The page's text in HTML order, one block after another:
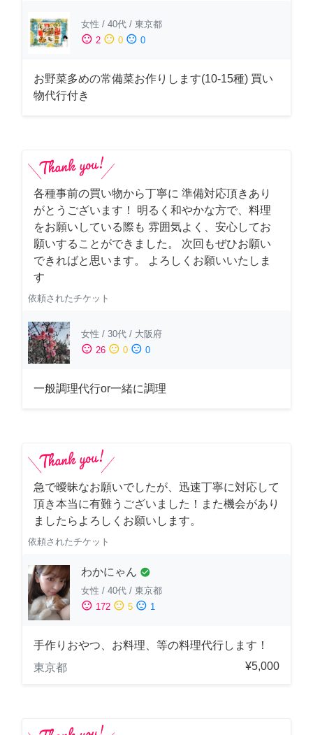
女性 / 40代 / 東京都
sentiment_satisfied 2 sentiment_neutral 0 sentiment_dissatisfied 0
お野菜多めの常備菜お作りします(10-15種) 買い
物代行付き
各種事前の買い物から丁寧に 準備対応頂きあり
がとうございます！ 明るく和やかな方で、料理
をお願いしている際も 雰囲気よく、安心してお
願いすることができました。 次回もぜひお願い
できればと思います。 よろしくお願いいたしま
す
依頼されたチケット
女性 / 30代 / 大阪府
sentiment_satisfied 26 sentiment_neutral 0 sentiment_dissatisfied 0
一般調理代行or一緒に調理
急で曖昧なお願いでしたが、迅速丁寧に対応して
頂き本当に有難うございました！また機会があり
ましたらよろしくお願いします。
依頼されたチケット
わかにゃん check_circle
女性 / 40代 / 東京都
sentiment_satisfied 172 sentiment_neutral 5 sentiment_dissatisfied 1
手作りおやつ、お料理、等の料理代行します！
東京都
¥5,000